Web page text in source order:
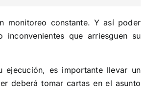
monitoreo constante. Y así poder
que arriesguen su
ejecución, es importante llevar un
deberá tomar cartas en el asunto